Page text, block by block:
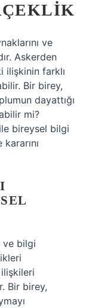
ve
Askerden
ilişkinin farklı
Bir birey,
dayattığı
mi?
bireysel bilgi
ve bilgi
Bir birey,